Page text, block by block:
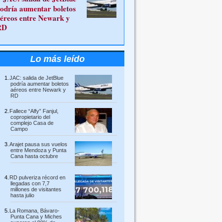
aumentar boletos
entre Newark y
Lo más leído
JAC: salida de JetBlue
podría aumentar boletos
aéreos entre Newark y
RD
Fallece “Alfy” Fanjul,
copropietario del
complejo Casa de
Campo
Arajet pausa sus vuelos
entre Mendoza y Punta
Cana hasta octubre
RD pulveriza récord en
llegadas con 7,7
millones de visitantes
hasta julio
La Romana, Bávaro-
Punta Cana y Miches